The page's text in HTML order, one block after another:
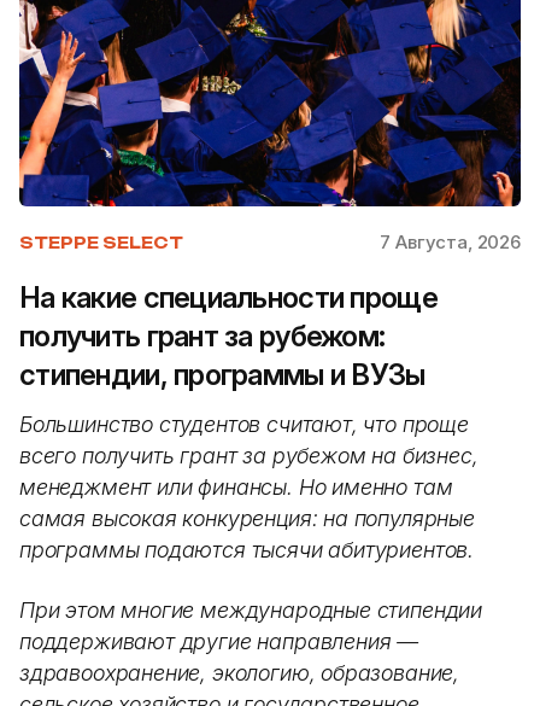
STEPPE SELECT 7 Августа, 2026
На какие специальности проще
получить грант за рубежом:
стипендии, программы и ВУЗы
Большинство студентов считают, что проще
всего получить грант за рубежом на бизнес,
менеджмент или финансы. Но именно там
самая высокая конкуренция: на популярные
программы подаются тысячи абитуриентов.
При этом многие международные стипендии
поддерживают другие направления —
здравоохранение, экологию, образование,